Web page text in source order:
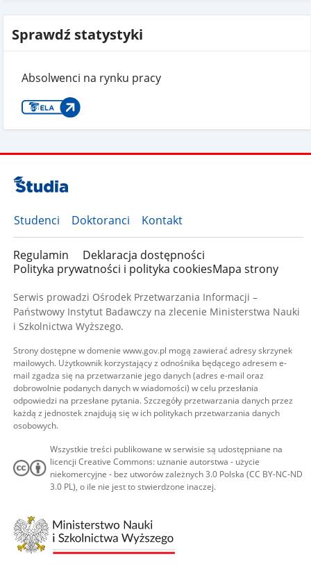
Sprawdź statystyki
Absolwenci na rynku pracy
Studenci Doktoranci Kontakt
Regulamin
Deklaracja dostępności
Polityka prywatności i polityka cookiesMapa strony
Serwis prowadzi Ośrodek Przetwarzania Informacji –
Państwowy Instytut Badawczy na zlecenie Ministerstwa Nauki
i Szkolnictwa Wyższego.
Strony dostępne w domenie www.gov.pl mogą zawierać adresy skrzynek
mailowych. Użytkownik korzystający z odnośnika będącego adresem e-
mail zgadza się na przetwarzanie jego danych (adres e-mail oraz
dobrowolnie podanych danych w wiadomości) w celu przesłania
odpowiedzi na przesłane pytania. Szczegóły przetwarzania danych przez
każdą z jednostek znajdują się w ich politykach przetwarzania danych
osobowych.
Wszystkie treści publikowane w serwisie są udostępniane na
licencji Creative Commons: uznanie autorstwa - użycie
niekomercyjne - bez utworów zależnych 3.0 Polska (CC BY-NC-ND
3.0 PL), o ile nie jest to stwierdzone inaczej.